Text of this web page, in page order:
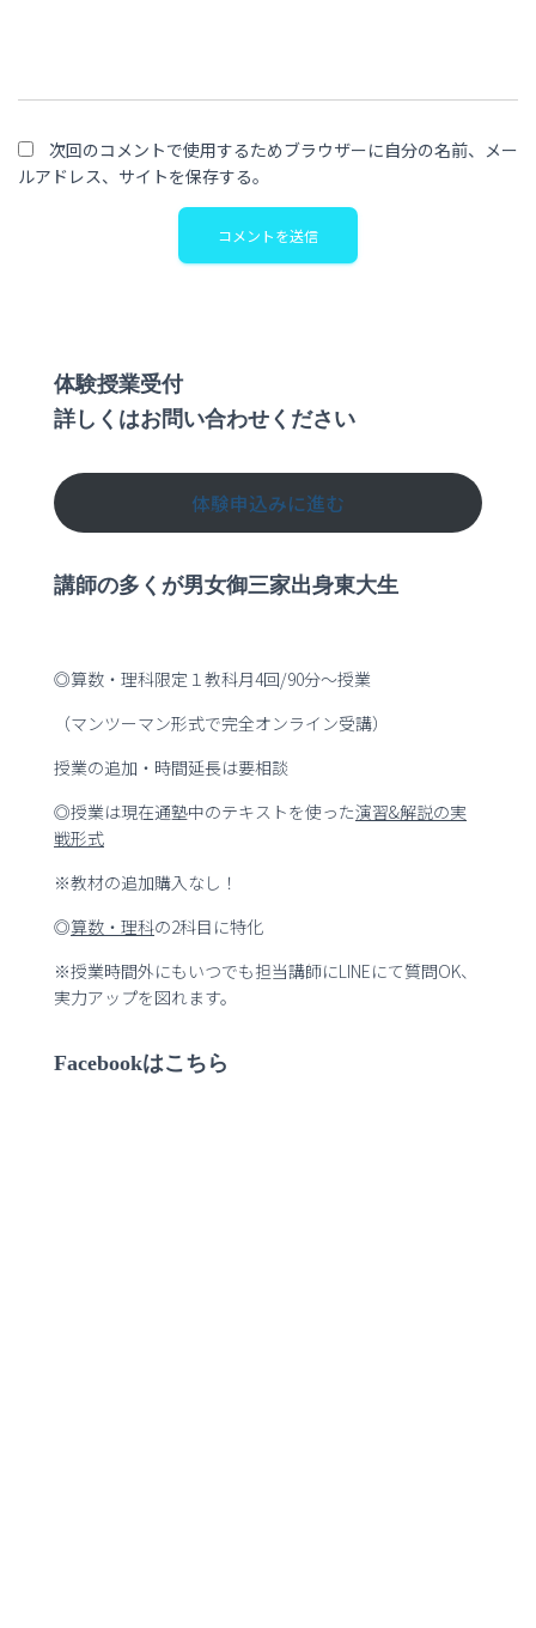
次回のコメントで使用するためブラウザーに自分の名前、メー
ルアドレス、サイトを保存する。
体験授業受付
詳しくはお問い合わせください
体験申込みに進む
講師の多くが男女御三家出身東大生
◎算数・理科限定１教科月4回/90分～授業
（マンツーマン形式で完全オンライン受講）
授業の追加・時間延長は要相談
◎授業は現在通塾中のテキストを使った演習&解説の実
戦形式
※教材の追加購入なし！
◎算数・理科の2科目に特化
※授業時間外にもいつでも担当講師にLINEにて質問OK、
実力アップを図れます。
Facebookはこちら